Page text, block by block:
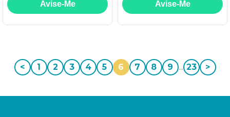
< 1 2 3 4 5 6 7 8 9 ... 23 >